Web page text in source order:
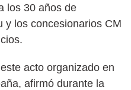
los 30 años de
y los concesionarios CM
acto organizado en
afirmó durante la